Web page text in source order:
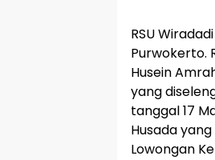
RSU
Purwokerto.
Husein
yang
tanggal 17
Husada
Lowongan